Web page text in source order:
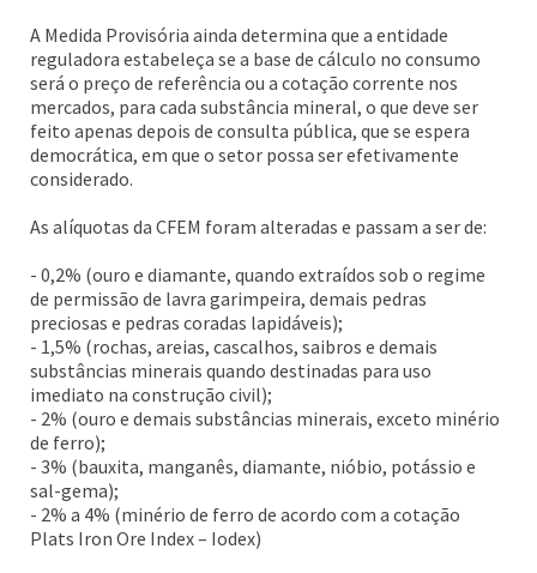
A Medida Provisória ainda determina que a entidade
reguladora estabeleça se a base de cálculo no consumo
será o preço de referência ou a cotação corrente nos
mercados, para cada substância mineral, o que deve ser
feito apenas depois de consulta pública, que se espera
democrática, em que o setor possa ser efetivamente
considerado.
As alíquotas da CFEM foram alteradas e passam a ser de:
- 0,2% (ouro e diamante, quando extraídos sob o regime
de permissão de lavra garimpeira, demais pedras
preciosas e pedras coradas lapidáveis);
- 1,5% (rochas, areias, cascalhos, saibros e demais
substâncias minerais quando destinadas para uso
imediato na construção civil);
- 2% (ouro e demais substâncias minerais, exceto minério
de ferro);
- 3% (bauxita, manganês, diamante, nióbio, potássio e
sal-gema);
- 2% a 4% (minério de ferro de acordo com a cotação
Plats Iron Ore Index – Iodex)